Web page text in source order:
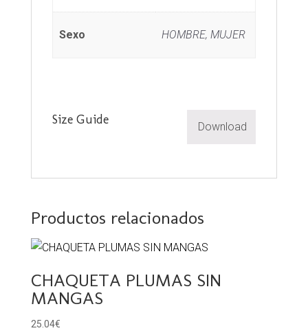
Sexo HOMBRE, MUJER
Size Guide Download
Productos relacionados
CHAQUETA PLUMAS SIN
MANGAS
25.04€